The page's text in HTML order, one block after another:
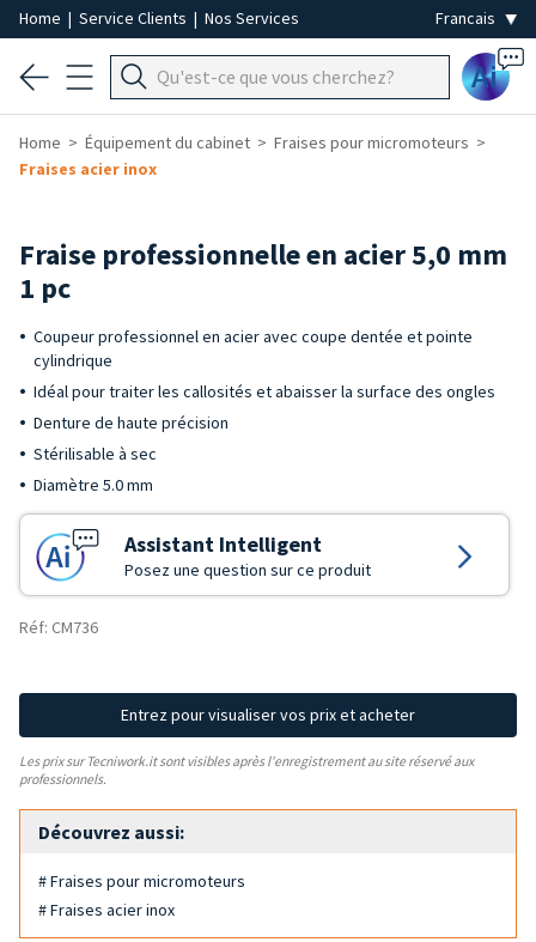
Home | Service Clients | Nos Services
Ai
Home Équipement du cabinet
Fraises pour micromoteurs
Fraises acier inox
Fraise professionnelle en acier 5,0 mm
1 pc
Coupeur professionnel en acier avec coupe dentée et pointe
cylindrique
Idéal pour traiter les callosités et abaisser la surface des ongles
Denture de haute précision
Stérilisable à sec
Diamètre 5.0 mm
Assistant Intelligent
Posez une question sur ce produit
Réf: CM736
Entrez pour visualiser vos prix et acheter
Les prix sur Tecniwork.it sont visibles après l'enregistrement au site réservé aux
professionnels.
Découvrez aussi:
# Fraises pour micromoteurs
# Fraises acier inox